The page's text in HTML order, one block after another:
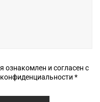
и согласен с
условиями оферты и политики конфиденциальности *